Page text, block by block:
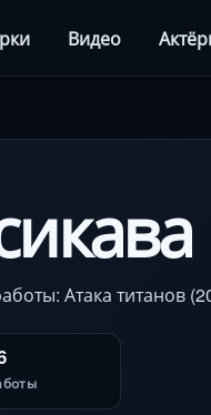
Видео
Атака титанов